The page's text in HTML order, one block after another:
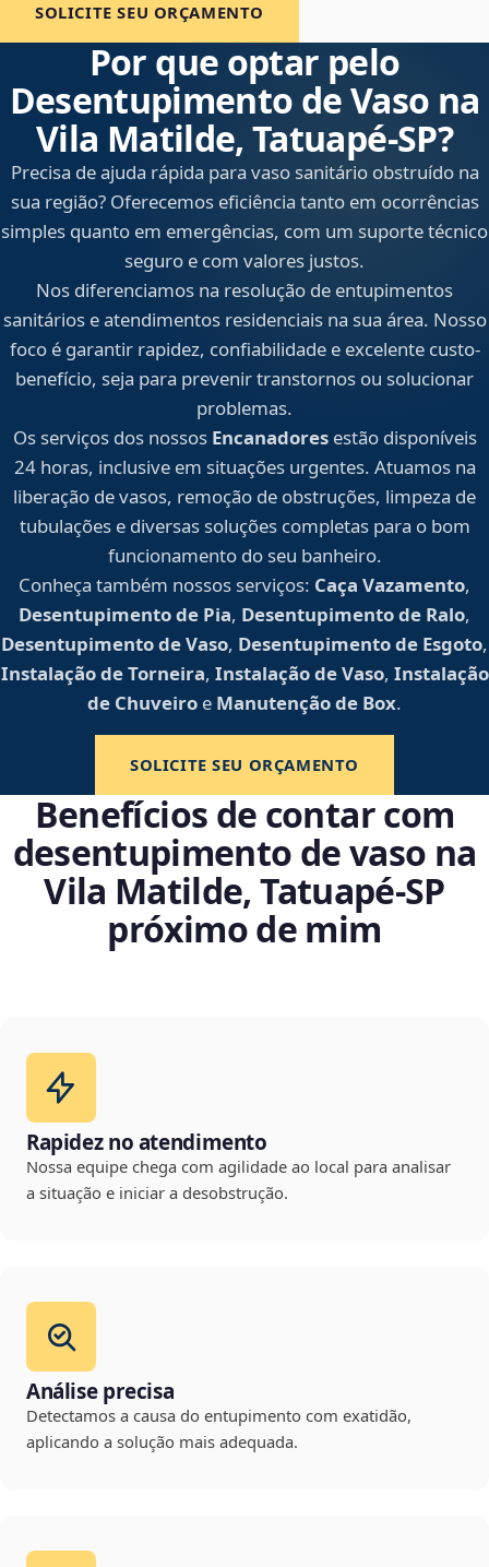
SOLICITE SEU ORÇAMENTO
Por que optar pelo
Desentupimento de Vaso na
Vila Matilde, Tatuapé‑SP?
Precisa de ajuda rápida para vaso sanitário obstruído na
sua região? Oferecemos eficiência tanto em ocorrências
simples quanto em emergências, com um suporte técnico
seguro e com valores justos.
Nos diferenciamos na resolução de entupimentos
sanitários e atendimentos residenciais na sua área. Nosso
foco é garantir rapidez, confiabilidade e excelente custo-
benefício, seja para prevenir transtornos ou solucionar
problemas.
Os serviços dos nossos Encanadoresestão disponíveis
24 horas, inclusive em situações urgentes. Atuamos na
liberação de vasos, remoção de obstruções, limpeza de
tubulações e diversas soluções completas para o bom
funcionamento do seu banheiro.
Conheça também nossos serviços: Caça Vazamento,
Desentupimento de Pia, Desentupimento de Ralo,
Desentupimento de Vaso, Desentupimento de Esgoto,
Instalação de Torneira, Instalação de Vaso, Instalação
de Chuveiro e Manutenção de Box.
SOLICITE SEU ORÇAMENTO
Benefícios de contar com
desentupimento de vaso na
Vila Matilde, Tatuapé‑SP
próximo de mim
Rapidez no atendimento
Nossa equipe chega com agilidade ao local para analisar
a situação e iniciar a desobstrução.
Análise precisa
Detectamos a causa do entupimento com exatidão,
aplicando a solução mais adequada.